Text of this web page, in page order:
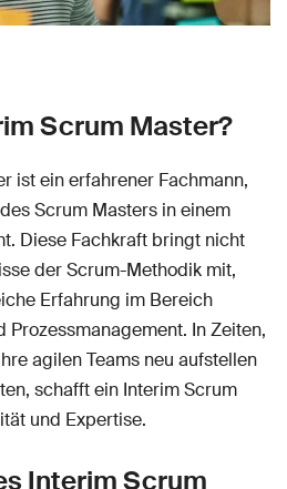
Scrum Master?
ist ein erfahrener Fachmann,
Scrum Masters in einem
Diese Fachkraft bringt nicht
der Scrum-Methodik mit,
Erfahrung im Bereich
Prozessmanagement. In Zeiten,
agilen Teams neu aufstellen
schafft ein Interim Scrum
und Expertise.
Interim Scrum